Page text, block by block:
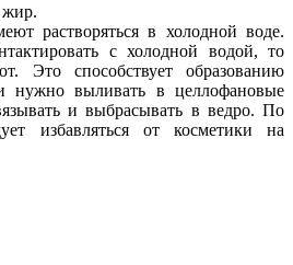
жир.
растворяться в холодной воде.
с холодной водой, то
Это способствует образованию
нужно выливать в целлофановые
и выбрасывать в ведро. По
избавляться от косметики на